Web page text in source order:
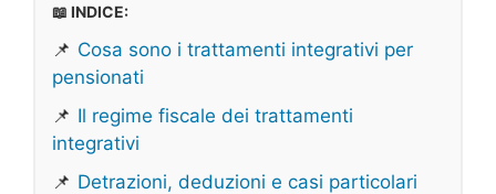
📖 INDICE:
📌 Cosa sono i trattamenti integrativi per
pensionati
📌 Il regime fiscale dei trattamenti
integrativi
📌 Detrazioni, deduzioni e casi particolari